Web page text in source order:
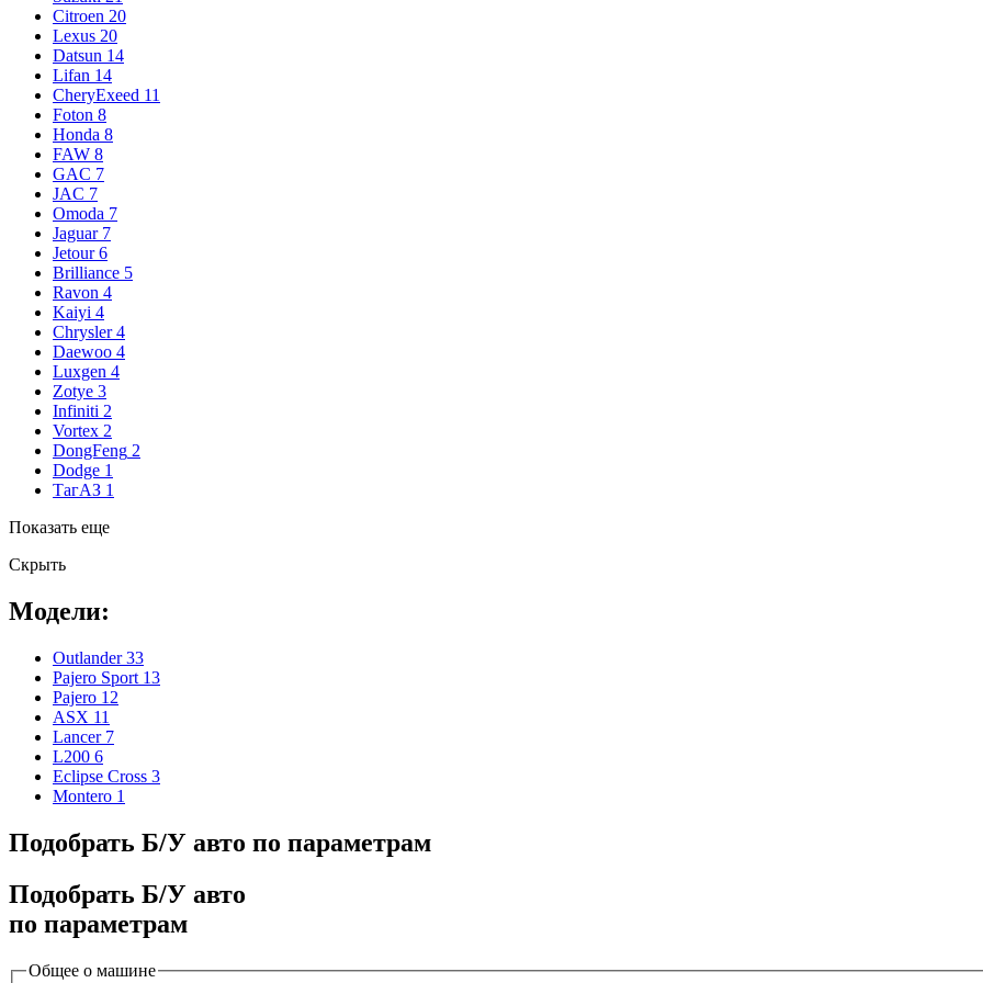
Citroen 20
Lexus 20
Datsun 14
Lifan 14
CheryExeed 11
Foton 8
Honda 8
FAW 8
GAC 7
JAC 7
Omoda 7
Jaguar 7
Jetour 6
Brilliance 5
Ravon 4
Kaiyi 4
Chrysler 4
Daewoo 4
Luxgen 4
Zotye 3
Infiniti 2
Vortex 2
DongFeng 2
Dodge 1
ТагАЗ 1
Показать еще
Скрыть
Модели:
Outlander 33
Pajero Sport 13
Pajero 12
ASX 11
Lancer 7
L200 6
Eclipse Cross 3
Montero 1
Подобрать Б/У авто по параметрам
Подобрать Б/У авто
по параметрам
Общее о машине